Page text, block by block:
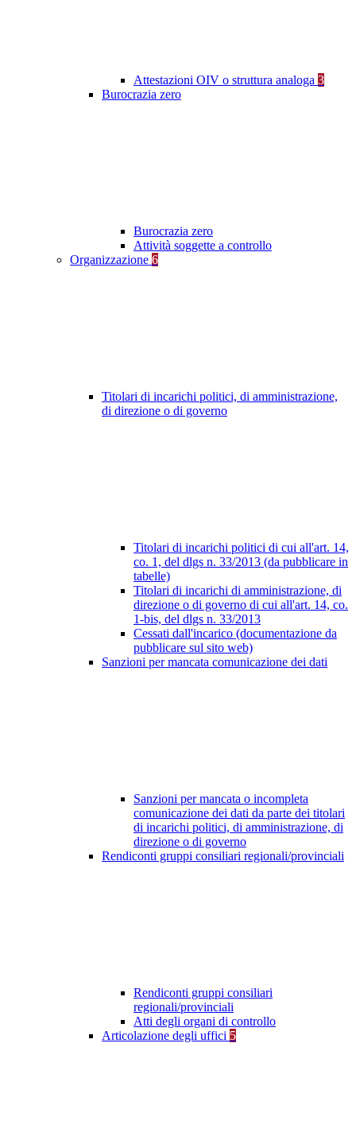
Attestazioni OIV o struttura analoga 3
Burocrazia zero
Burocrazia zero
Attività soggette a controllo
Organizzazione 6
Titolari di incarichi politici, di amministrazione,
di direzione o di governo
Titolari di incarichi politici di cui all'art. 14,
co. 1, del dlgs n. 33/2013 (da pubblicare in
tabelle)
Titolari di incarichi di amministrazione, di
direzione o di governo di cui all'art. 14, co.
1-bis, del dlgs n. 33/2013
Cessati dall'incarico (documentazione da
pubblicare sul sito web)
Sanzioni per mancata comunicazione dei dati
Sanzioni per mancata o incompleta
comunicazione dei dati da parte dei titolari
di incarichi politici, di amministrazione, di
direzione o di governo
Rendiconti gruppi consiliari regionali/provinciali
Rendiconti gruppi consiliari
regionali/provinciali
Atti degli organi di controllo
Articolazione degli uffici 5